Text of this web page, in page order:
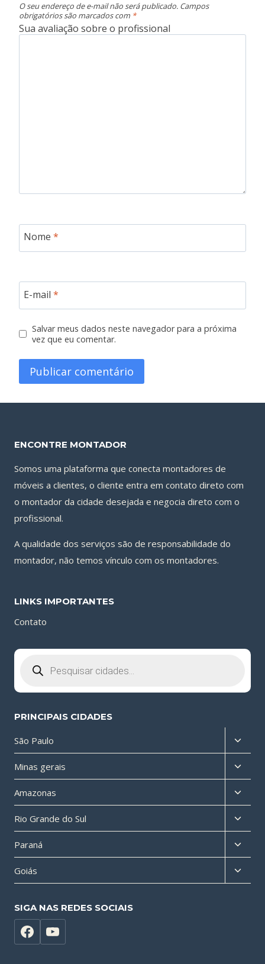
O seu endereço de e-mail não será publicado. Campos
obrigatórios são marcados com *
Nome *
E-mail *
Salvar meus dados neste navegador para a próxima
vez que eu comentar.
ENCONTRE MONTADOR
Somos uma plataforma que conecta montadores de
móveis a clientes, o cliente entra em contato direto com
o montador da cidade desejada e negocia direto com o
profissional.
A qualidade dos serviços são de responsabilidade do
montador, não temos vínculo com os montadores.
LINKS IMPORTANTES
Contato
produtos
PRINCIPAIS CIDADES
São Paulo
menu
filho
Minas gerais
menu
filho
Amazonas
menu
filho
Rio Grande do Sul
menu
filho
Paraná
menu
filho
Goiás
menu
SIGA NAS REDES SOCIAIS